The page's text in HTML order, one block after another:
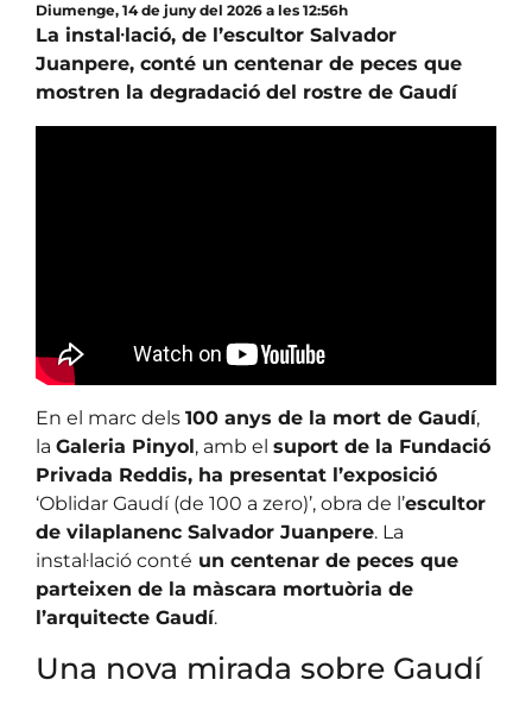
Diumenge, 14 de juny del 2026 a les 12:56h
La instal·lació, de l’escultor Salvador
Juanpere, conté un centenar de peces que
mostren la degradació del rostre de Gaudí
En el marc dels 100 anys de la mort de Gaudí,
la Galeria Pinyol, amb el suport de la Fundació
Privada Reddis, ha presentat l’exposició
‘Oblidar Gaudí (de 100 a zero)’, obra de l’escultor
de vilaplanenc Salvador Juanpere. La
instal·lació conté un centenar de peces que
parteixen de la màscara mortuòria de
l’arquitecte Gaudí.
Una nova mirada sobre Gaudí